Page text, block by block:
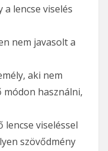
a lencse viselés
nem javasolt a
aki nem
módon használni,
viseléssel
szövődmény